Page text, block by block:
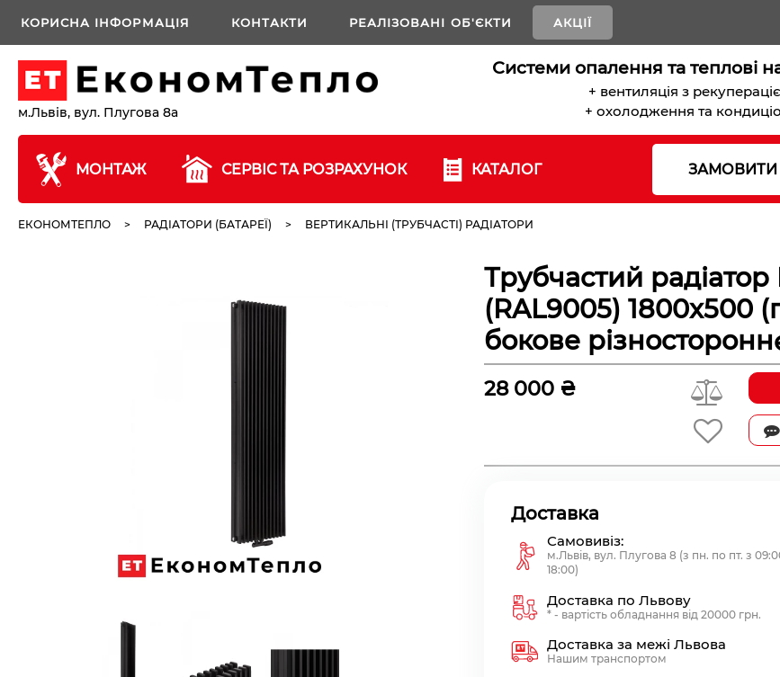
КОРИСНА ІНФОРМАЦІЯ КОНТАКТИ РЕАЛІЗОВАНІ ОБ'ЄКТИ АКЦІЇ
м.Львів, вул. Плугова 8а
Системи опалення та теплові
+ вентиляція з
+ охолодження та
МОНТАЖ СЕРВІС ТА РОЗРАХУНОК КАТАЛОГ ЗАМОВИТИ
ЕКОНОМТЕПЛО > РАДІАТОРИ (БАТАРЕЇ) > ВЕРТИКАЛЬНІ (ТРУБЧАСТІ) РАДІАТОРИ
Трубчастий
(RAL9005) 1800x500
бокове
28 000 ₴
Доставка
Самовивіз:
м.Львів, вул. Плугова 8 (з пн. по пт. з
18:00)
Доставка по Львову
* - вартість обладнання від 20000 грн.
Доставка за межі Львова
Нашим транспортом